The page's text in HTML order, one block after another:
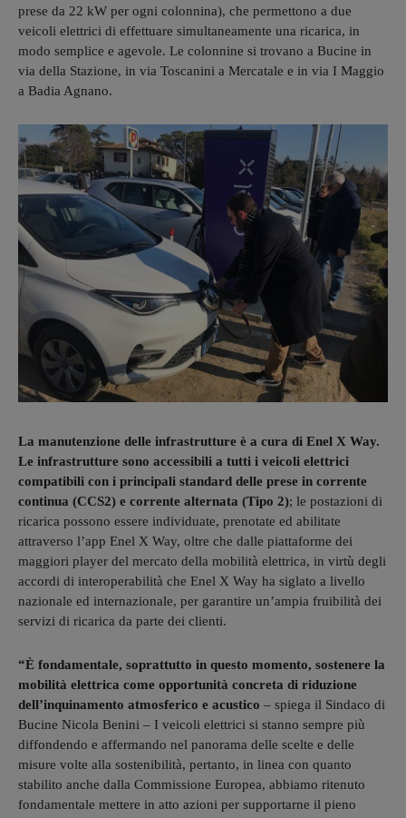
prese da 22 kW per ogni colonnina), che permettono a due
veicoli elettrici di effettuare simultaneamente una ricarica, in
modo semplice e agevole. Le colonnine si trovano a Bucine in
via della Stazione, in via Toscanini a Mercatale e in via I Maggio
a Badia Agnano.
La manutenzione delle infrastrutture è a cura di Enel X Way.
Le infrastrutture sono accessibili a tutti i veicoli elettrici
compatibili con i principali standard delle prese in corrente
continua (CCS2) e corrente alternata (Tipo 2); le postazioni di
ricarica possono essere individuate, prenotate ed abilitate
attraverso l’app Enel X Way, oltre che dalle piattaforme dei
maggiori player del mercato della mobilità elettrica, in virtù degli
accordi di interoperabilità che Enel X Way ha siglato a livello
nazionale ed internazionale, per garantire un’ampia fruibilità dei
servizi di ricarica da parte dei clienti.
“È fondamentale, soprattutto in questo momento, sostenere la
mobilità elettrica come opportunità concreta di riduzione
dell’inquinamento atmosferico e acustico – spiega il Sindaco di
Bucine Nicola Benini – I veicoli elettrici si stanno sempre più
diffondendo e affermando nel panorama delle scelte e delle
misure volte alla sostenibilità, pertanto, in linea con quanto
stabilito anche dalla Commissione Europea, abbiamo ritenuto
fondamentale mettere in atto azioni per supportarne il pieno